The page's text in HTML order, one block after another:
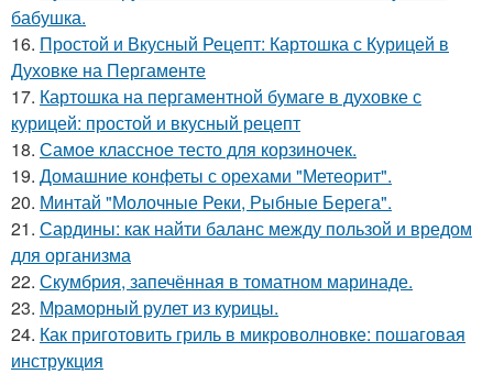
бабушка.
16. Простой и Вкусный Рецепт: Картошка с Курицей в
Духовке на Пергаменте
17. Картошка на пергаментной бумаге в духовке с
курицей: простой и вкусный рецепт
18. Самое классное тесто для корзиночек.
19. Домашние конфеты с орехами "Метеорит".
20. Минтай "Молочные Реки, Рыбные Берега".
21. Сардины: как найти баланс между пользой и вредом
для организма
22. Скумбрия, запечённая в томатном маринаде.
23. Мраморный рулет из курицы.
24. Как приготовить гриль в микроволновке: пошаговая
инструкция